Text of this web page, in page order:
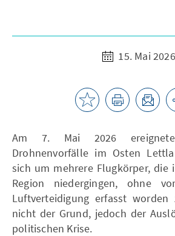
15. Mai 2026
Am 7. Mai 2026
Drohnenvorfälle im Osten
sich um mehrere Flugkörper, die
Region niedergingen, ohne
Luftverteidigung erfasst
nicht der Grund, jedoch der
politischen Krise.